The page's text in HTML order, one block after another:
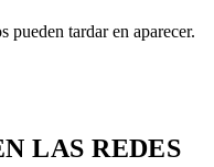
pueden tardar en aparecer.
LAS REDES